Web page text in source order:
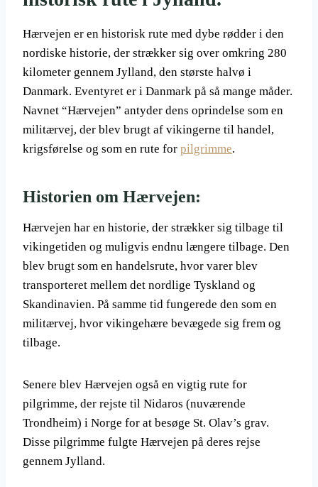
Hærvejen er en historisk rute med dybe rødder i den
nordiske historie, der strækker sig over omkring 280
kilometer gennem Jylland, den største halvø i
Danmark. Eventyret er i Danmark på så mange måder.
Navnet “Hærvejen” antyder dens oprindelse som en
militærvej, der blev brugt af vikingerne til handel,
krigsførelse og som en rute for pilgrimme.
Historien om Hærvejen:
Hærvejen har en historie, der strækker sig tilbage til
vikingetiden og muligvis endnu længere tilbage. Den
blev brugt som en handelsrute, hvor varer blev
transporteret mellem det nordlige Tyskland og
Skandinavien. På samme tid fungerede den som en
militærvej, hvor vikingehære bevægede sig frem og
tilbage.
Senere blev Hærvejen også en vigtig rute for
pilgrimme, der rejste til Nidaros (nuværende
Trondheim) i Norge for at besøge St. Olav’s grav.
Disse pilgrimme fulgte Hærvejen på deres rejse
gennem Jylland.